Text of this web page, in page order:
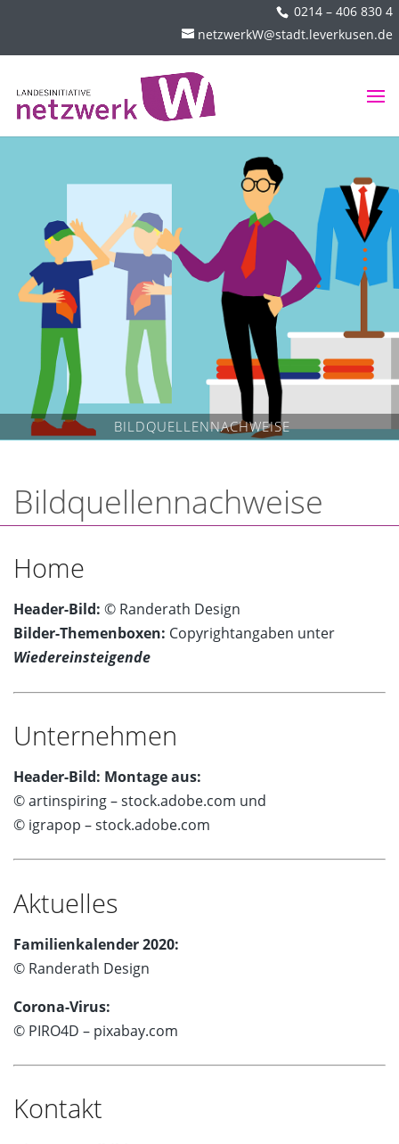
0214 – 406 830 4
netzwerkW@stadt.leverkusen.de
BILDQUELLENNACHWEISE
Bildquellennachweise
Home
Header-Bild: © Randerath Design
Bilder-Themenboxen: Copyrightangaben unter
Wiedereinsteigende
Unternehmen
Header-Bild: Montage aus:
© artinspiring – stock.adobe.com und
© igrapop – stock.adobe.com
Aktuelles
Familienkalender 2020:
© Randerath Design
Corona-Virus:
© PIRO4D – pixabay.com
Kontakt